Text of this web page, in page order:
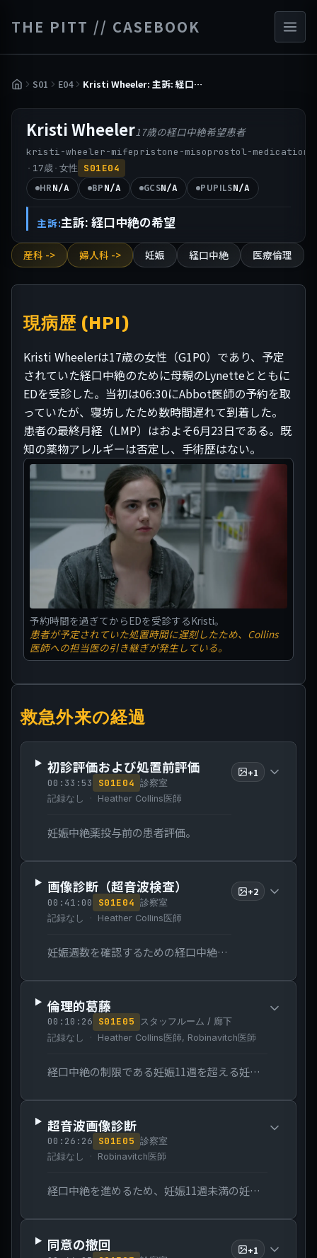
THE PITT // CASEBOOK
S01 E04 Kristi Wheeler: 主訴: 経口中絶の希望
Kristi Wheeler17歳の経口中絶希望患者
kristi-wheeler-mifepristone-misoprostol-
· 17歳· 女性 S01E04
HRN/A BPN/A GCSN/A PUPILSN/A
主訴:主訴: 経口中絶の希望
産科 -> 婦人科 -> 妊娠 経口中絶 医療倫理
現病歴 (HPI)
Kristi Wheelerは17歳の女性（G1P0）であり、予定
されていた経口中絶のために母親のLynetteとともに
EDを受診した。当初は06:30にAbbot医師の予約を取
っていたが、寝坊したため数時間遅れて到着した。
患者の最終月経（LMP）はおよそ6月23日である。既
知の薬物アレルギーは否定し、手術歴はない。
予約時間を過ぎてからEDを受診するKristi。
患者が予定されていた処置時間に遅刻したため、Collins
医師への担当医の引き継ぎが発生している。
救急外来の経過
初診評価および処置前評価
00:33:53 S01E04
診察室
記録なし
Heather Collins医師
妊娠中絶薬投与前の患者評価。
+1
画像診断（超音波検査）
00:41:00 S01E04
診察室
記録なし
Heather Collins医師
妊娠週数を確認するための経口中絶前のルーチンの超音波検査。
+2
倫理的葛藤
00:10:26 S01E05
スタッフルーム / 廊下
記録なし
Heather Collins医師, Robinavitch医師
経口中絶の制限である妊娠11週を超える妊娠週数が判明したこと。
超音波画像診断
00:26:26 S01E05
診察室
記録なし
Robinavitch医師
経口中絶を進めるため、妊娠11週未満の妊娠週数を記録する必要性。
同意の撤回 +1